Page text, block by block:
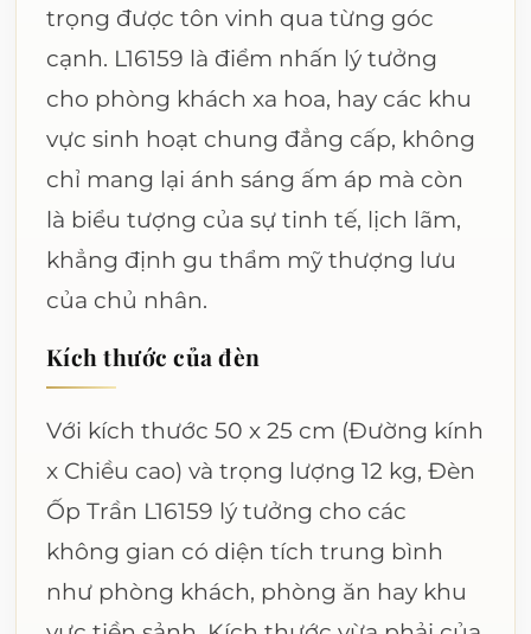
trọng được tôn vinh qua từng góc
cạnh. L16159 là điểm nhấn lý tưởng
cho phòng khách xa hoa, hay các khu
vực sinh hoạt chung đẳng cấp, không
chỉ mang lại ánh sáng ấm áp mà còn
là biểu tượng của sự tinh tế, lịch lãm,
khẳng định gu thẩm mỹ thượng lưu
của chủ nhân.
Kích thước của đèn
Với kích thước 50 x 25 cm (Đường kính
x Chiều cao) và trọng lượng 12 kg, Đèn
Ốp Trần L16159 lý tưởng cho các
không gian có diện tích trung bình
như phòng khách, phòng ăn hay khu